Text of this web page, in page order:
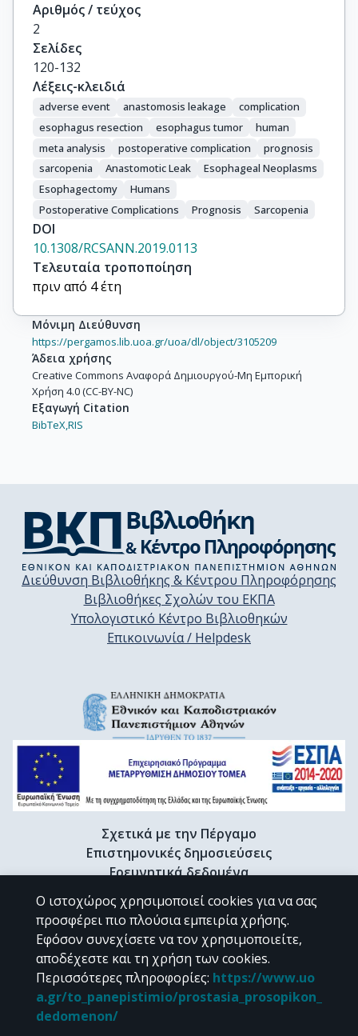
Αριθμός / τεύχος
2
Σελίδες
120-132
Λέξεις-κλειδιά
adverse event anastomosis leakage
complication
esophagus resection
esophagus tumor
human
meta analysis
postoperative complication
prognosis
sarcopenia
Anastomotic Leak
Esophageal Neoplasms
Esophagectomy
Humans
Postoperative Complications
Prognosis Sarcopenia
DOI
10.1308/RCSANN.2019.0113
Τελευταία τροποποίηση
πριν από 4 έτη
Μόνιμη Διεύθυνση
https://pergamos.lib.uoa.gr/uoa/dl/object/3105209
Άδεια χρήσης
Creative Commons Αναφορά Δημιουργού-Μη Εμπορική
Χρήση 4.0 (CC-BY-NC)
Εξαγωγή Citation
BibTeX,RIS
Διεύθυνση Βιβλιοθήκης & Κέντρου Πληροφόρησης
Βιβλιοθήκες Σχολών του ΕΚΠΑ
Υπολογιστικό Κέντρο Βιβλιοθηκών
Επικοινωνία / Helpdesk
Σχετικά με την Πέργαμο
Επιστημονικές δημοσιεύσεις
Ερευνητικά δεδομένα
Διδακτορικές διατριβές & Γκρίζα βιβλιογραφία
Προφίλ Ερευνητή
CC BY-NC 4.0
Εκτός αν αναφέρεται διαφορετικά, το υλικό της "Περγάμου" διατίθεται
Ο ιστοχώρος χρησιμοποιεί cookies για να σας
προσφέρει πιο πλούσια εμπειρία χρήσης.
Εφόσον συνεχίσετε να τον χρησιμοποιείτε,
αποδέχεστε και τη χρήση των cookies.
Περισσότερες πληροφορίες: https://www.uo
a.gr/to_panepistimio/prostasia_prosopikon_
dedomenon/